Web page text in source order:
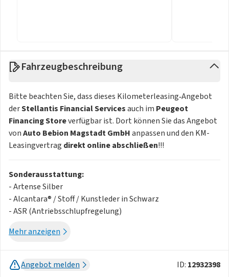
Fahrzeugbeschreibung
Bitte beachten Sie, dass dieses Kilometerleasing‑Angebot
derStellantis Financial Servicesauch im Peugeot
Financing Storeverfügbar ist. Dort können Sie das Angebot
vonAuto Bebion Magstadt GmbHanpassen und den KM-
Leasingvertrag direkt online abschließen!!!
Sonderausstattung:
- Artense Silber
- Alcantara® / Stoff / Kunstleder in Schwarz
- ASR (Antriebsschlupfregelung)
- Zweifarbige Leichtmetallfelgen "Kamakura" 18"
- Reifenpannenset
- Außenspiegel elektrisch
Mehr anzeigen
Angebot melden ID: 12932398